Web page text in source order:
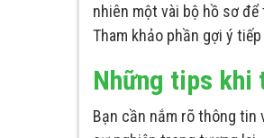
nhiên một vài bộ hồ sơ
Tham khảo phần gợi ý
Những tips khi
Bạn cần nắm rõ thông tin